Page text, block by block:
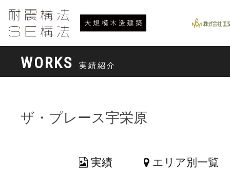
WORKS 実績紹介
ザ・プレース宇栄原
実績 エリア別一覧